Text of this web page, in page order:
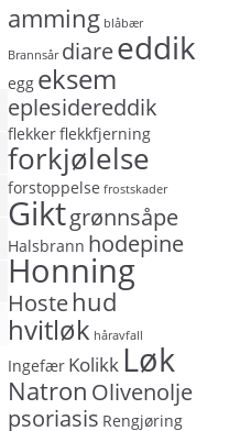
amming blåbær
Brannsår diareeddik
egg eksem
eplesidereddik
flekkerflekkfjerning
forkjølelse
forstoppelse frostskader
Giktgrønnsåpe
Halsbrann hodepine
Honning
Hostehud
hvitløk håravfall
Ingefær Kolikk Løk
Natron Olivenolje
psoriasis Rengjøring